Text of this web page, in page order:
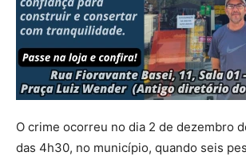
O crime ocorreu no dia 2 de dezembro
das 4h30, no município, quando seis